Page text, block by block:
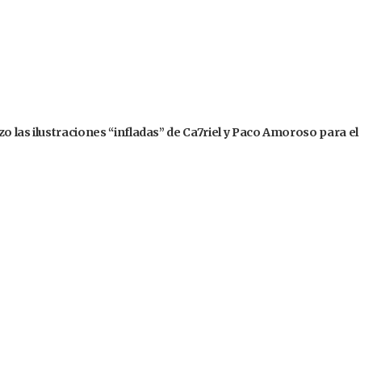
las ilustraciones “infladas” de Ca7riel y Paco Amoroso para el